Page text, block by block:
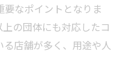
なポイントとなりま
の団体にも対応したコ
店舗が多く、用途や人